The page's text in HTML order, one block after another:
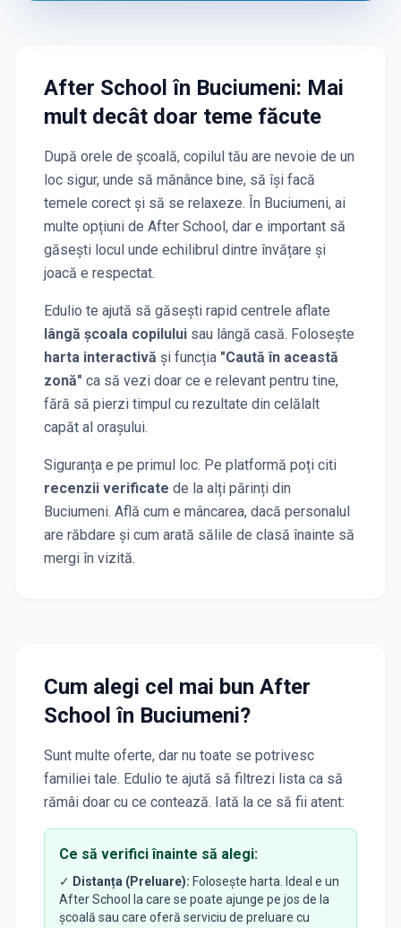
After Schoolîn Buciumeni: Mai
mult decât doar teme făcute
După orele de școală, copilul tău are nevoie de un
loc sigur, unde să mănânce bine, să își facă
temele corect și să se relaxeze. În Buciumeni, ai
multe opțiuni de After School, dar e important să
găsești locul unde echilibrul dintre învățare și
joacă e respectat.
Edulio te ajută să găsești rapid centrele aflate
lângă școala copilului sau lângă casă. Folosește
harta interactivă și funcția "Caută în această
zonă" ca să vezi doar ce e relevant pentru tine,
fără să pierzi timpul cu rezultate din celălalt
capăt al orașului.
Siguranța e pe primul loc. Pe platformă poți citi
recenzii verificate de la alți părinți din
Buciumeni. Află cum e mâncarea, dacă personalul
are răbdare și cum arată sălile de clasă înainte să
mergi în vizită.
Cum alegi cel mai bun After
Schoolîn Buciumeni?
Sunt multe oferte, dar nu toate se potrivesc
familiei tale. Edulio te ajută să filtrezi lista ca să
rămâi doar cu ce contează. Iată la ce să fii atent:
Ce să verifici înainte să alegi:
✓ Distanța (Preluare): Folosește harta. Ideal e un
After School la care se poate ajunge pe jos de la
școală sau care oferă serviciu de preluare cu